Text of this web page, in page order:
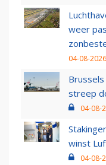
weer
04-08-
streep
04-08-
winst
04-08-